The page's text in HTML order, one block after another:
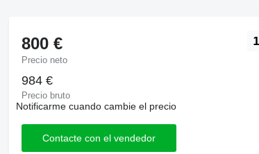
800 €
Precio neto
984 €
Precio bruto
Notificarme cuando cambie el precio
Contacte con el vendedor